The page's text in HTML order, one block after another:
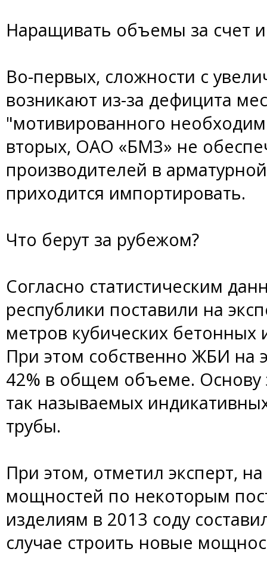
Наращивать объемы за счет
Во-первых, сложности с
возникают из-за дефицита
"мотивированного
вторых, ОАО «БМЗ» не
производителей в
приходится импортировать.
Что берут за рубежом?
Согласно статистическим
республики поставили на
метров кубических
При этом собственно ЖБИ на
42% в общем объеме. Основу
так называемых
трубы.
При этом, отметил эксперт,
мощностей по некоторым
изделиям в 2013 соду
случае строить новые